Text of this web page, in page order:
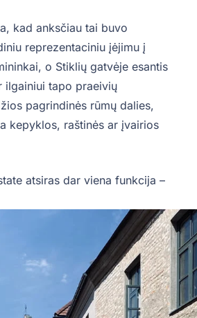
kad anksčiau tai buvo
reprezentaciniu įėjimu į
o Stiklių gatvėje esantis
ilgainiui tapo praeivių
pagrindinės rūmų dalies,
kepyklos, raštinės ar įvairios
atsiras dar viena funkcija –